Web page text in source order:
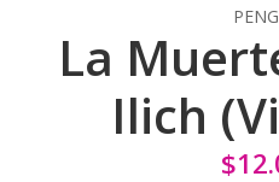
La
Ilich